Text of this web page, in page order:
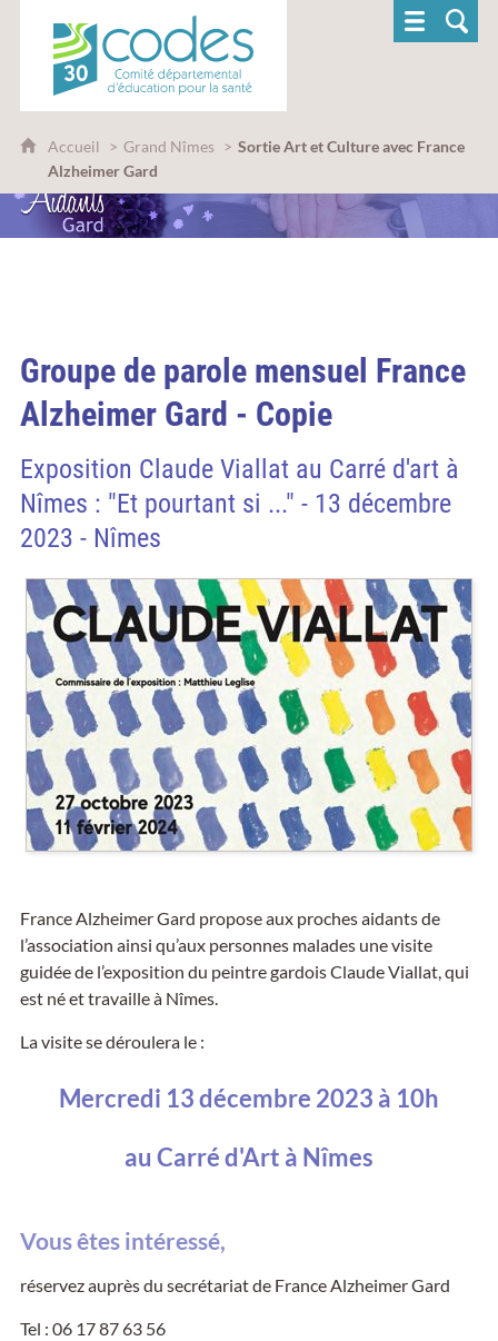
CoDES 30 - Comité départemental
Accueil Grand Nîmes
Sortie Art et Culture avec France
Alzheimer Gard
Groupe de parole mensuel France
Alzheimer Gard - Copie
Exposition Claude Viallat au Carré d'art à
Nîmes : "Et pourtant si ..." - 13 décembre
2023 - Nîmes
France Alzheimer Gard propose aux proches aidants de
l’association ainsi qu’aux personnes malades une visite
guidée de l’exposition du peintre gardois Claude Viallat, qui
est né et travaille à Nîmes.
La visite se déroulera le :
Mercredi 13 décembre 2023 à 10h
au Carré d'Art à Nîmes
Vous êtes intéressé,
réservez auprès du secrétariat de France Alzheimer Gard
Tel : 06 17 87 63 56